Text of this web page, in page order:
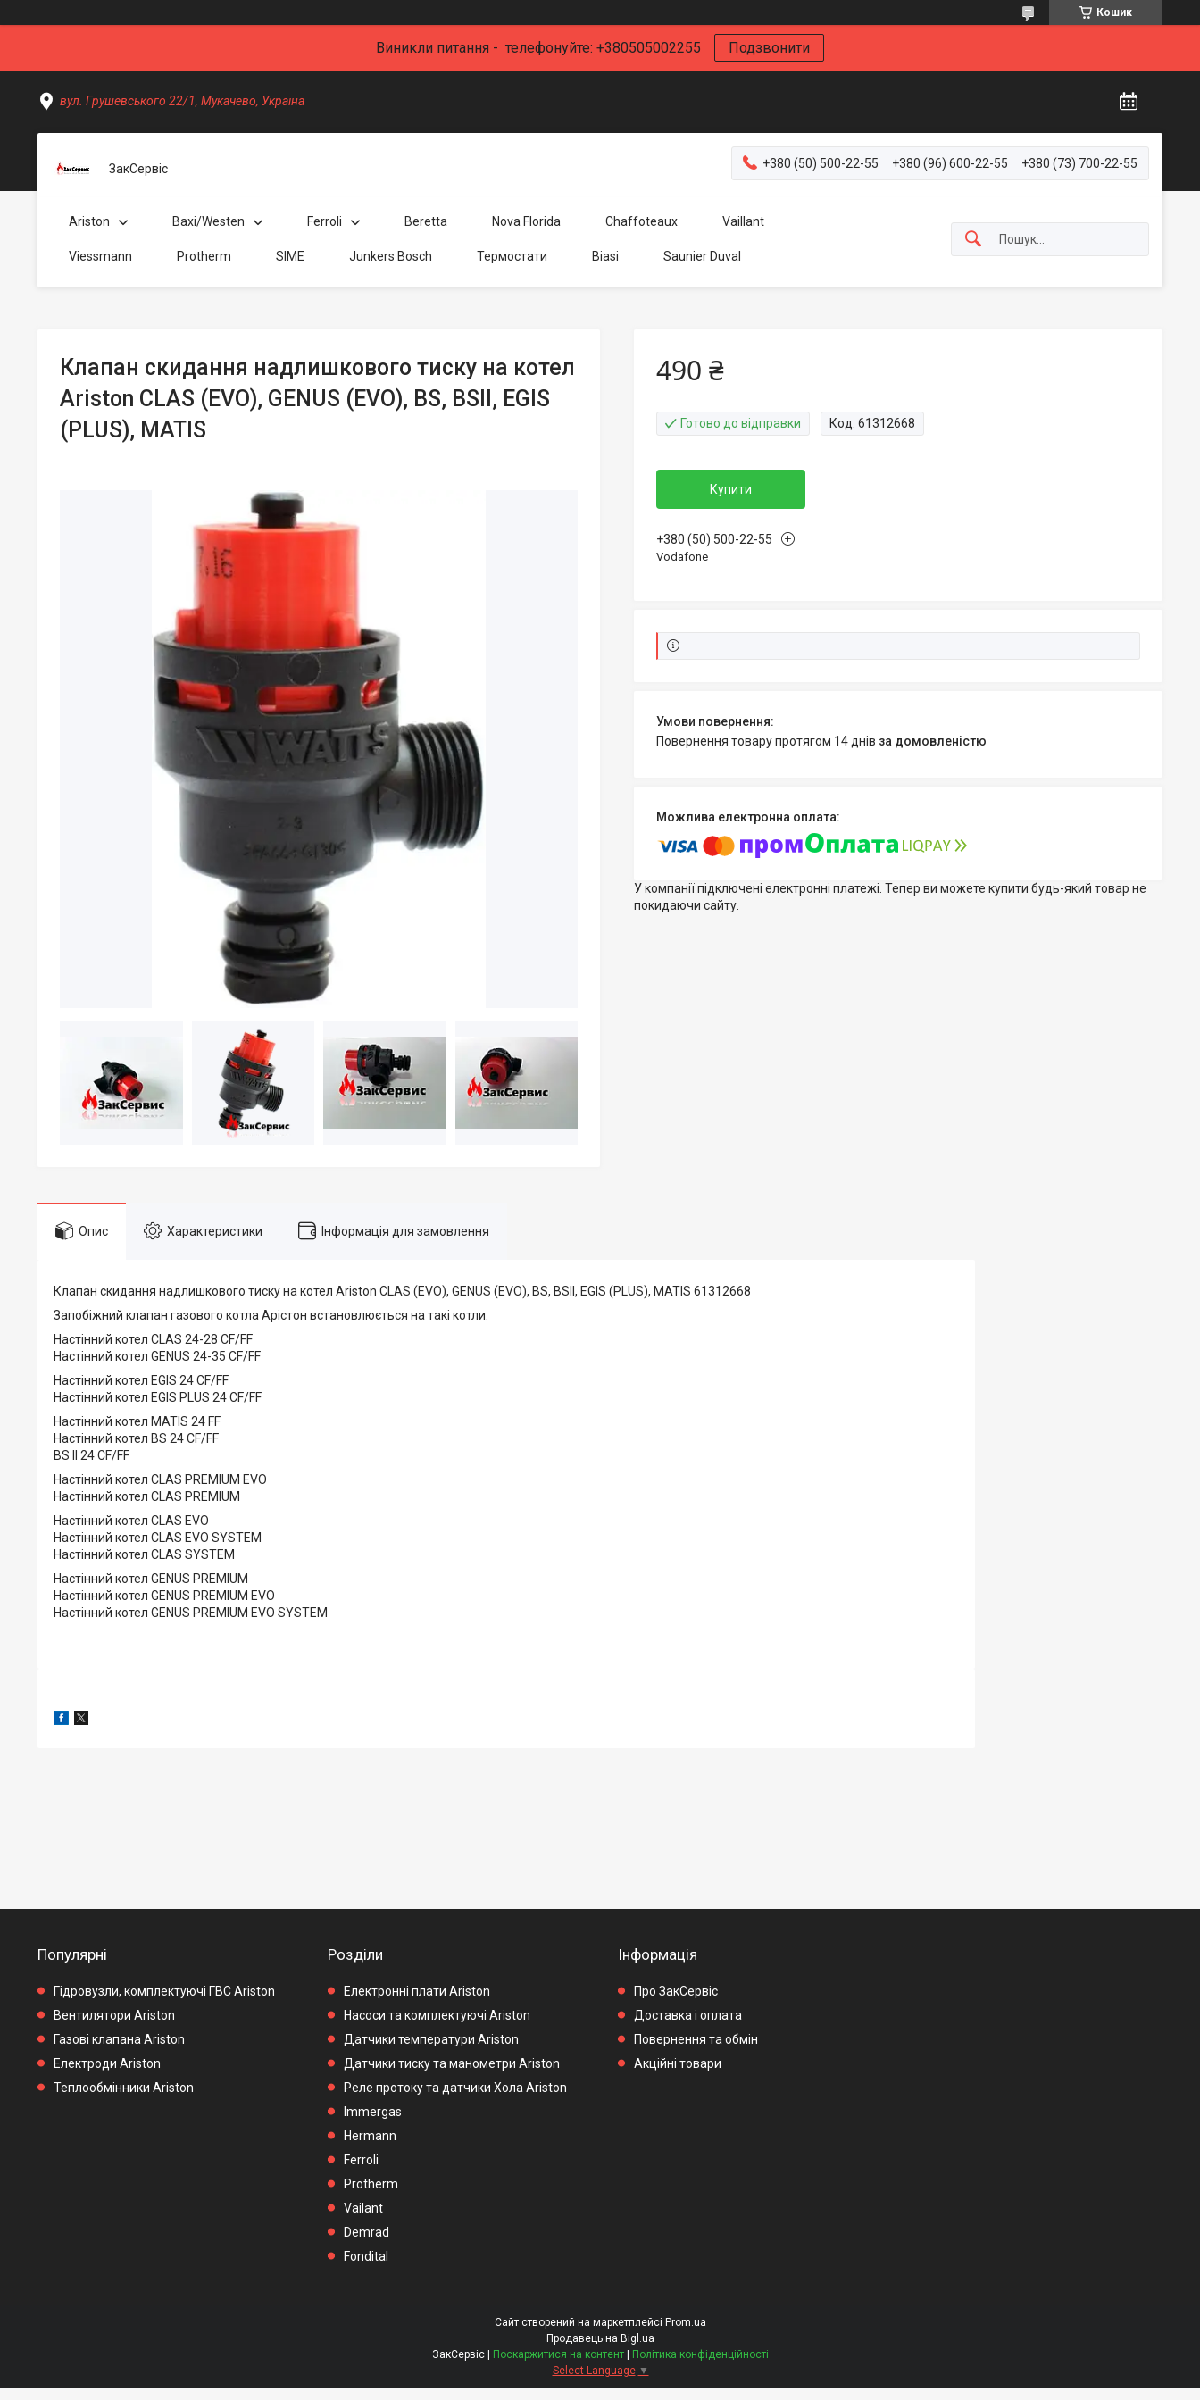
Кошик
Виникли питання - телефонуйте: +380505002255 Подзвонити
вул. Грушевського 22/1, Мукачево, Україна
ЗакСервіс +380 (50) 500-22-55 +380 (96) 600-22-55 +380 (73) 700-22-55
Ariston Baxi/Westen Ferroli Beretta Nova Florida Chaffoteaux Vaillant
Viessmann Protherm SIME Junkers Bosch Термостати Biasi Saunier Duval
Клапан скидання надлишкового тиску на котел
Ariston CLAS (EVO), GENUS (EVO), BS, BSII, EGIS
(PLUS), MATIS
490 ₴
Готово до відправки Код: 61312668
Купити
+380 (50) 500-22-55
Vodafone
повернення товару протягом 14 днів за домовленістю
У компанії підключені електронні платежі. Тепер ви можете купити будь-який товар не
покидаючи сайту.
Опис Характеристики Інформація для замовлення
Клапан скидання надлишкового тиску на котел Ariston CLAS (EVO), GENUS (EVO), BS, BSII, EGIS (PLUS), MATIS 61312668
Запобіжний клапан газового котла Арістон встановлюється на такі котли:
Настінний котел CLAS 24-28 CF/FF
Настінний котел GENUS 24-35 CF/FF
Настінний котел EGIS 24 CF/FF
Настінний котел EGIS PLUS 24 CF/FF
Настінний котел MATIS 24 FF
Настінний котел BS 24 CF/FF
BS II 24 CF/FF
Настінний котел CLAS PREMIUM EVO
Настінний котел CLAS PREMIUM
Настінний котел CLAS EVO
Настінний котел CLAS EVO SYSTEM
Настінний котел CLAS SYSTEM
Настінний котел GENUS PREMIUM
Настінний котел GENUS PREMIUM EVO
Настінний котел GENUS PREMIUM EVO SYSTEM
Популярні
Гідровузли, комплектуючі ГВС Ariston
Вентилятори Ariston
Газові клапана Ariston
Електроди Ariston
Теплообмінники Ariston
Розділи
Електронні плати Ariston
Насоси та комплектуючі Ariston
Датчики температури Ariston
Датчики тиску та манометри Ariston
Реле протоку та датчики Хола Ariston
Immergas
Hermann
Ferroli
Protherm
Vailant
Demrad
Fondital
Інформація
Про ЗакСервіс
Доставка і оплата
Повернення та обмін
Акційні товари
Сайт створений на маркетплейсі Prom.ua
Продавець на Bigl.ua
ЗакСервіс | Поскаржитися на контент | Політика конфіденційності
Select Language ▼